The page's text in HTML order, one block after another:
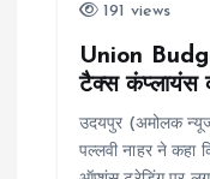
191 views
Union
टैक्स कंप्लायंस
उदयपुर (अमोलक
पल्लवी नाहर ने